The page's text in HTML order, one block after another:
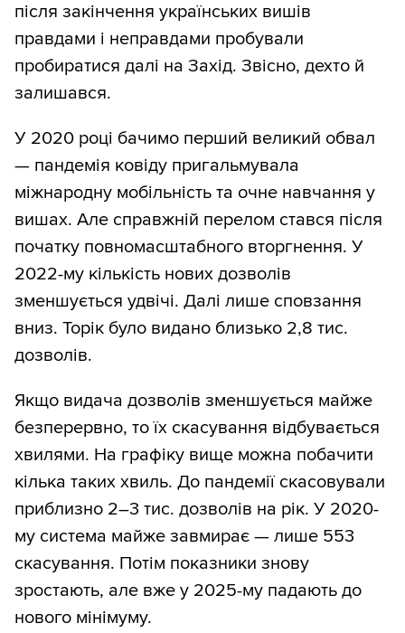
після закінчення українських вишів
правдами і неправдами пробували
пробиратися далі на Захід. Звісно, дехто й
залишався.
У 2020 році бачимо перший великий обвал
— пандемія ковіду пригальмувала
міжнародну мобільність та очне навчання у
вишах. Але справжній перелом стався після
початку повномасштабного вторгнення. У
2022-му кількість нових дозволів
зменшується удвічі. Далі лише сповзання
вниз. Торік було видано близько 2,8 тис.
дозволів.
Якщо видача дозволів зменшується майже
безперервно, то їх скасування відбувається
хвилями. На графіку вище можна побачити
кілька таких хвиль. До пандемії скасовували
приблизно 2–3 тис. дозволів на рік. У 2020-
му система майже завмирає — лише 553
скасування. Потім показники знову
зростають, але вже у 2025-му падають до
нового мінімуму.